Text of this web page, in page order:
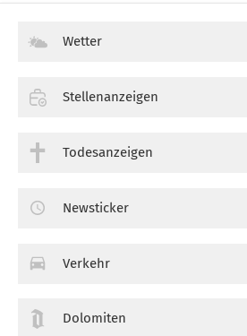
Wetter
Stellenanzeigen
Todesanzeigen
Newsticker
Verkehr
Dolomiten